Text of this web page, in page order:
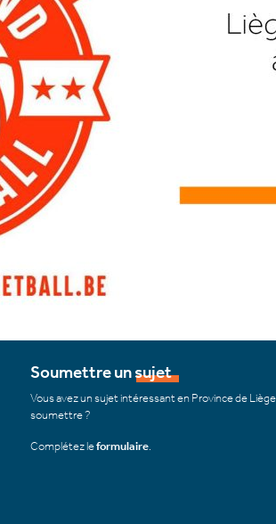
Soumettre un sujet
Vous avez un sujet intéressant en Province de
soumettre ?
Complétez leformulaire